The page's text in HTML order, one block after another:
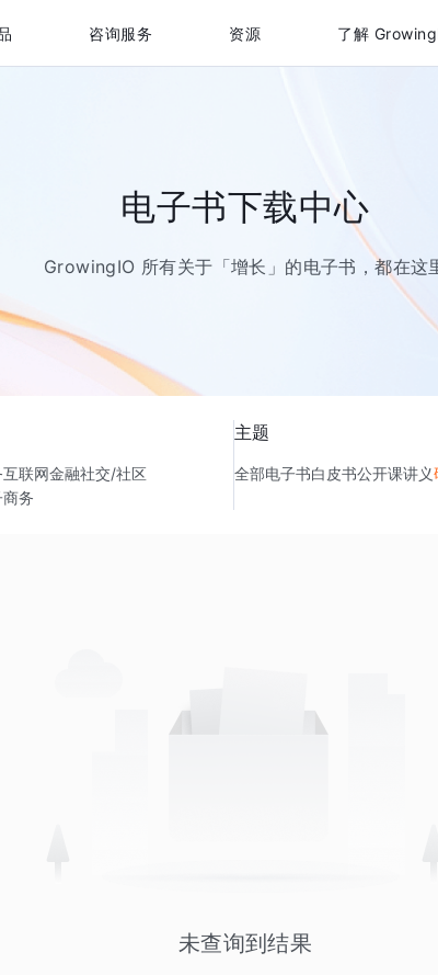
咨询服务 资源 了解
电子书下载中心
GrowingIO 所有关于「增长」的电子书，都在这
互联网金融社交/社区
务
主题
全部电子书白皮书公开课讲义
未查询到结果